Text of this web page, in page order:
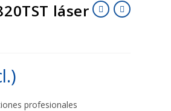
láser
profesionales